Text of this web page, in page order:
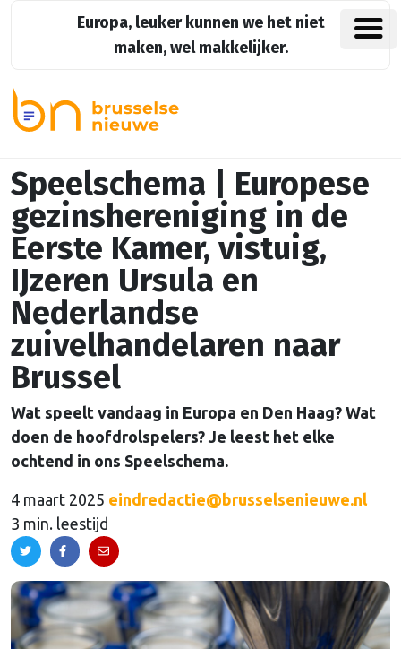
Europa, leuker kunnen we het niet
maken, wel makkelijker.
Speelschema | Europese
gezinshereniging in de
Eerste Kamer, vistuig,
IJzeren Ursula en
Nederlandse
zuivelhandelaren naar
Brussel
Wat speelt vandaag in Europa en Den Haag? Wat
doen de hoofdrolspelers? Je leest het elke
ochtend in ons Speelschema.
4 maart 2025 eindredactie@brusselsenieuwe.nl
3 min. leestijd